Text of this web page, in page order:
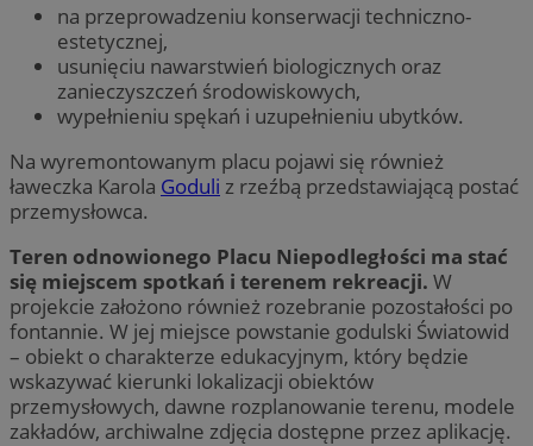
na przeprowadzeniu konserwacji techniczno-
estetycznej,
usunięciu nawarstwień biologicznych oraz
zanieczyszczeń środowiskowych,
wypełnieniu spękań i uzupełnieniu ubytków.
Na wyremontowanym placu pojawi się również
ławeczka Karola Goduli z rzeźbą przedstawiającą postać
przemysłowca.
Teren odnowionego Placu Niepodległości ma stać
się miejscem spotkań i terenem rekreacji. W
projekcie założono również rozebranie pozostałości po
fontannie. W jej miejsce powstanie godulski Światowid
– obiekt o charakterze edukacyjnym, który będzie
wskazywać kierunki lokalizacji obiektów
przemysłowych, dawne rozplanowanie terenu, modele
zakładów, archiwalne zdjęcia dostępne przez aplikację.